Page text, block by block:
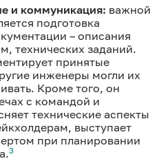
и коммуникация: важной
подготовка
– описания
технических заданий.
принятые
инженеры могли их
Кроме того, он
с командой и
технические аспекты
выступает
при планировании
3